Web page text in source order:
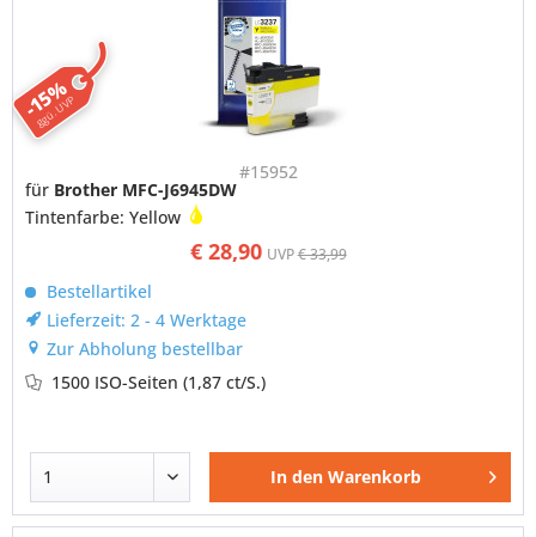
-15%
ggü. UVP
#15952
€ 28,90 UVP€ 33,99
für Brother MFC-J6945DW
Tintenfarbe: Yellow
Bestellartikel
Lieferzeit: 2 - 4 Werktage
Zur Abholung bestellbar
1500 ISO-Seiten(1,87 ct/S.)
In den Warenkorb